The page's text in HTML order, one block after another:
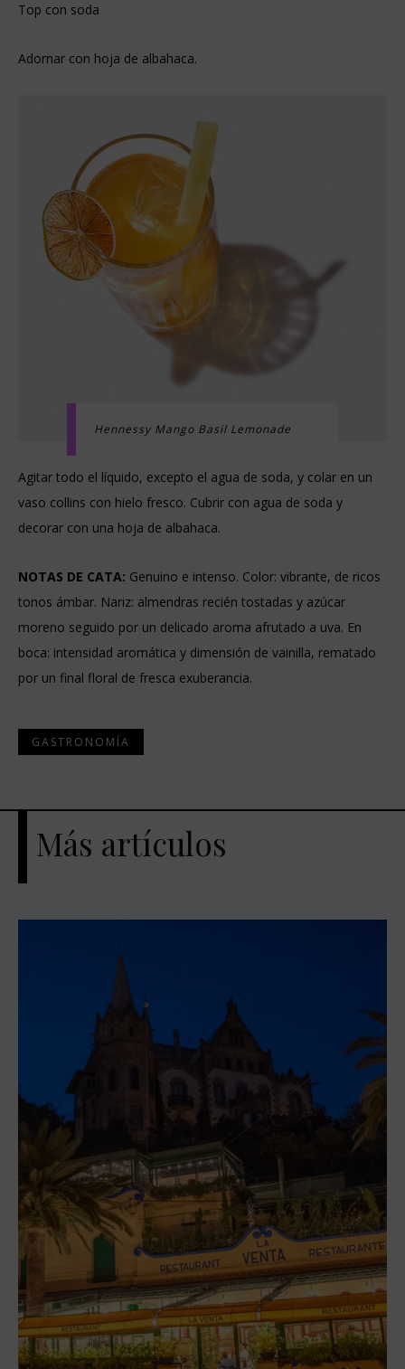
Top con soda
Adornar con hoja de albahaca.
Hennessy Mango Basil Lemonade
Agitar todo el líquido, excepto el agua de soda, y colar en un
vaso collins con hielo fresco. Cubrir con agua de soda y
decorar con una hoja de albahaca.
NOTAS DE CATA: Genuino e intenso. Color: vibrante, de ricos
tonos ámbar. Nariz: almendras recién tostadas y azúcar
moreno seguido por un delicado aroma afrutado a uva. En
boca: intensidad aromática y dimensión de vainilla, rematado
por un final floral de fresca exuberancia.
GASTRONOMÍA
Más artículos